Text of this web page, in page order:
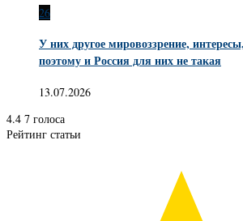
26
У них другое мировоззрение,
поэтому и Россия для них не такая
13.07.2026
4.4 7 голоса
Рейтинг статьи